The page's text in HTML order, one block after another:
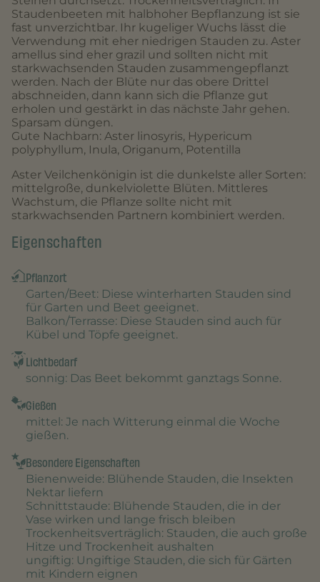
Staudenbeeten mit halbhoher Bepflanzung ist sie
fast unverzichtbar. Ihr kugeliger Wuchs lässt die
Verwendung mit eher niedrigen Stauden zu. Aster
amellus sind eher grazil und sollten nicht mit
starkwachsenden Stauden zusammengepflanzt
werden. Nach der Blüte nur das obere Drittel
abschneiden, dann kann sich die Pflanze gut
erholen und gestärkt in das nächste Jahr gehen.
Sparsam düngen.
Gute Nachbarn: Aster linosyris, Hypericum
polyphyllum, Inula, Origanum, Potentilla
Aster Veilchenkönigin ist die dunkelste aller Sorten:
mittelgroße, dunkelviolette Blüten. Mittleres
Wachstum, die Pflanze sollte nicht mit
starkwachsenden Partnern kombiniert werden.
Eigenschaften
Pflanzort
Garten/Beet: Diese winterharten Stauden sind
für Garten und Beet geeignet.
Balkon/Terrasse: Diese Stauden sind auch für
Kübel und Töpfe geeignet.
Lichtbedarf
sonnig: Das Beet bekommt ganztags Sonne.
Gießen
mittel : Je nach Witterung einmal die Woche
gießen.
Besondere Eigenschaften
Bienenweide: Blühende Stauden, die Insekten
Nektar liefern
Schnittstaude: Blühende Stauden, die in der
Vase wirken und lange frisch bleiben
Trockenheitsverträglich: Stauden, die auch große
Hitze und Trockenheit aushalten
ungiftig: Ungiftige Stauden, die sich für Gärten
mit Kindern eignen